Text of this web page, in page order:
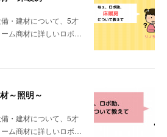
・建材について、5才
ム商材に詳しいロボ…
～照明～
・建材について、5才
ム商材に詳しいロボ…